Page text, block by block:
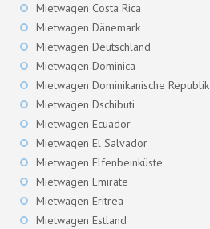
Mietwagen Costa Rica
Mietwagen Dänemark
Mietwagen Deutschland
Mietwagen Dominica
Mietwagen Dominikanische Republik
Mietwagen Dschibuti
Mietwagen Ecuador
Mietwagen El Salvador
Mietwagen Elfenbeinküste
Mietwagen Emirate
Mietwagen Eritrea
Mietwagen Estland